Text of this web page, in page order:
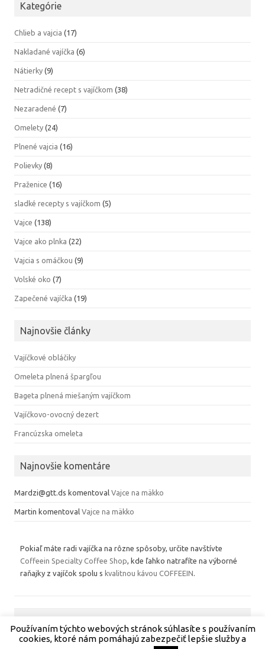
Kategórie
Chlieb a vajcia (17)
Nakladané vajíčka (6)
Nátierky (9)
Netradičné recept s vajíčkom (38)
Nezaradené (7)
Omelety (24)
Plnené vajcia (16)
Polievky (8)
Praženice (16)
sladké recepty s vajíčkom (5)
Vajce (138)
Vajce ako plnka (22)
Vajcia s omáčkou (9)
Volské oko (7)
Zapečené vajíčka (19)
Najnovšie články
Vajíčkové obláčiky
Omeleta plnená špargľou
Bageta plnená miešaným vajíčkom
Vajíčkovo-ovocný dezert
Francúzska omeleta
Najnovšie komentáre
Mardzi@gtt.ds komentoval Vajce na mäkko
Martin komentoval Vajce na mäkko
Pokiaľ máte radi vajíčka na rôzne spôsoby, určite navštívte
Coffeein Specialty Coffee Shop, kde ľahko natrafíte na výborné
raňajky z vajíčok spolu s kvalitnou kávou COFFEEIN.
Copyright 2013
Používaním týchto webových stránok súhlasíte s používaním
cookies, ktoré nám pomáhajú zabezpečiť lepšie služby a